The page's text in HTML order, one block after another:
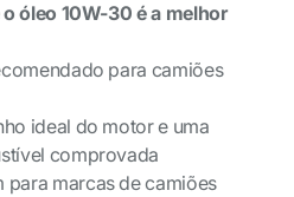
óleo 10W-30 é a melhor
para camiões
ideal do motor e uma
comprovada
para marcas de camiões